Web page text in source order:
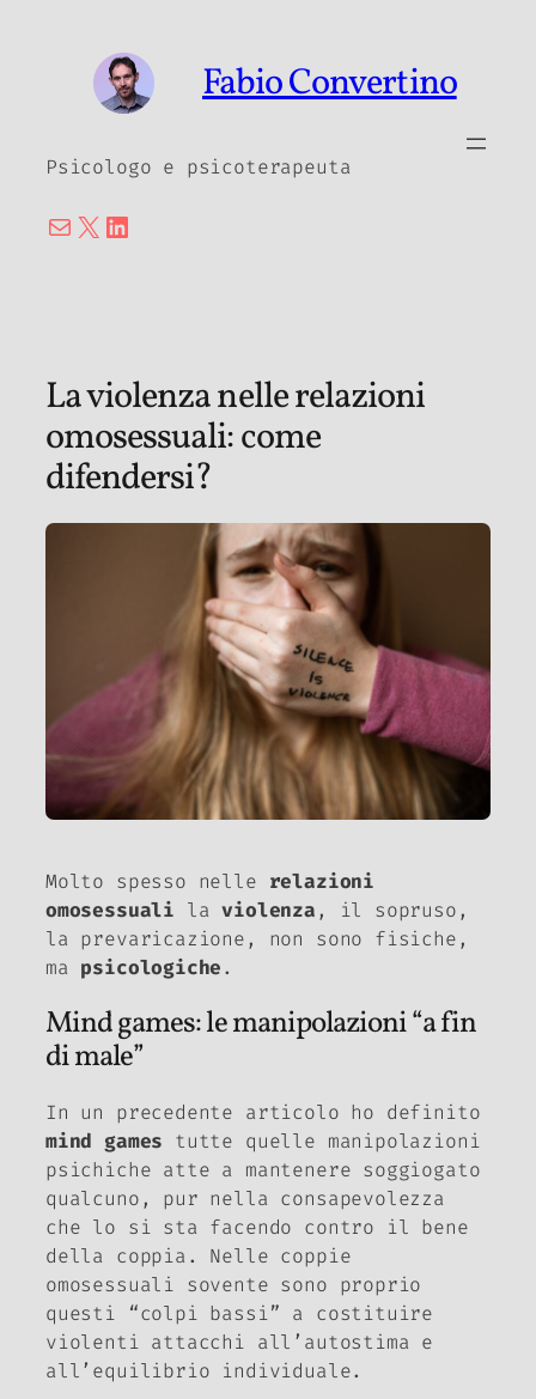
contenuto
Fabio Convertino
Psicologo e psicoterapeuta
Email
X LinkedIn
La violenza nelle relazioni
omosessuali: come
difendersi?
Molto spesso nelle relazioni
omosessuali laviolenza, il sopruso,
la prevaricazione, non sono fisiche,
ma psicologiche.
Mind games: le manipolazioni “a fin
di male”
In un precedente articolo ho definito
mind games tutte quelle manipolazioni
psichiche atte a mantenere soggiogato
qualcuno, pur nella consapevolezza
che lo si sta facendo contro il bene
della coppia. Nelle coppie
omosessuali sovente sono proprio
questi “colpi bassi” a costituire
violenti attacchi all’autostima e
all’equilibrio individuale.